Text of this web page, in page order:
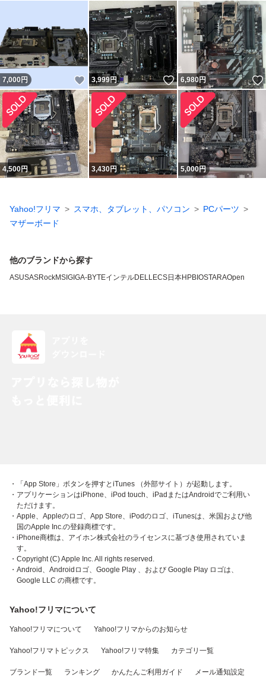
7,000円 いいね！
3,999円 いいね！
6,980円
4,500円 3,430円 5,000円
Yahoo!フリマ スマホ、タブレット、パソコン
PCパーツ
マザーボード
他のブランドから探す
ASUSASRockMSI GIGA-BYTEインテルDELLECS日本HPBIOSTARAOpen
・「App Store」ボタンを押すとiTunes （外部サイト）が起動します。
・アプリケーションはiPhone、iPod touch、iPadまたはAndroidでご利用い
ただけます。
・Apple、Appleのロゴ、App Store、iPodのロゴ、iTunesは、米国および他
国のApple Inc.の登録商標です。
・iPhone商標は、アイホン株式会社のライセンスに基づき使用されていま
す。
・Copyright (C) Apple Inc. All rights reserved.
・Android、Androidロゴ、Google Play 、および Google Play ロゴは、
Google LLC の商標です。
Yahoo!フリマについて
Yahoo!フリマについて Yahoo!フリマからのお知らせ
Yahoo!フリマトピックス Yahoo!フリマ特集 カテゴリ一覧
ブランド一覧 ランキング かんたんご利用ガイド メール通知設定